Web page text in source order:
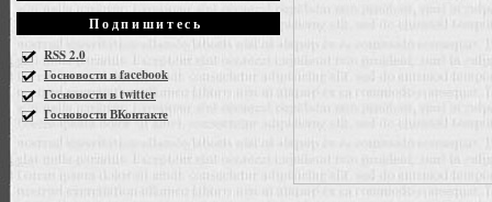
Подпишитесь
RSS 2.0
Госновости в facebook
Госновости в twitter
Госновости ВКонтакте